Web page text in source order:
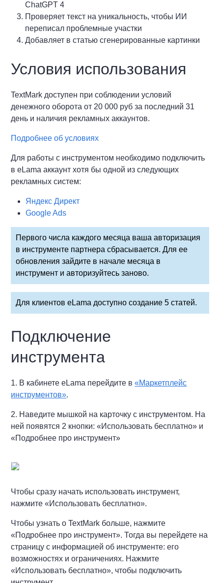
ChatGPT 4
Проверяет текст на уникальность, чтобы ИИ
переписал проблемные участки
Добавляет в статью сгенерированные картинки
Условия использования
TextMark доступен при соблюдении условий
денежного оборота от 20 000 руб за последний 31
день и наличия рекламных аккаунтов.
Подробнее об условиях
Для работы с инструментом необходимо подключить
в eLama аккаунт хотя бы одной из следующих
рекламных систем:
Яндекс Директ
Google Ads
Первого числа каждого месяца ваша авторизация
в инструменте партнера сбрасывается. Для ее
обновления зайдите в начале месяца в
инструмент и авторизуйтесь заново.
Для клиентов eLama доступно создание 5 статей.
Подключение
инструмента
1. В кабинете eLama перейдите в«Маркетплейс
инструментов».
2. Наведите мышкой на карточку с инструментом. На
ней появятся 2 кнопки: «Использовать бесплатно» и
«Подробнее про инструмент»
Чтобы сразу начать использовать инструмент,
нажмите «Использовать бесплатно».
Чтобы узнать о TextMark больше, нажмите
«Подробнее про инструмент». Тогда вы перейдете на
страницу с информацией об инструменте: его
возможностях и ограничениях. Нажмите
«Использовать бесплатно», чтобы подключить